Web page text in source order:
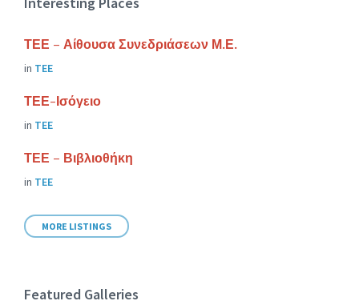
ΤΕΕ – Αίθουσα Συνεδριάσεων Μ.Ε.
in ΤΕΕ
ΤΕΕ-Ισόγειο
in ΤΕΕ
ΤΕΕ – Βιβλιοθήκη
in ΤΕΕ
MORE LISTINGS
Featured Galleries